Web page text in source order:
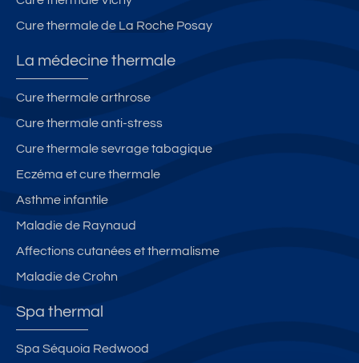
Cure thermale de La Roche Posay
La médecine thermale
Cure thermale arthrose
Cure thermale anti-stress
Cure thermale sevrage tabagique
Eczéma et cure thermale
Asthme infantile
Maladie de Raynaud
Affections cutanées et thermalisme
Maladie de Crohn
Spa thermal
Spa Séquoia Redwood